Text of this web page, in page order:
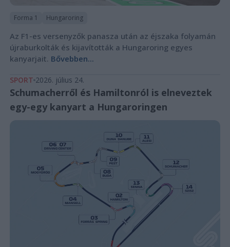
Forma 1 Hungaroring
Az F1-es versenyzők panasza után az éjszaka folyamán
újraburkolták és kijavították a Hungaroring egyes
kanyarjait. Bővebben...
SPORT 2026. július 24.
Schumacherről és Hamiltonról is elneveztek
egy-egy kanyart a Hungaroringen